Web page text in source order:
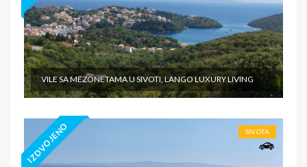
VILE SA MEZONETAMA U SIVOTI, LANGO LUXURY LIVING
IZDVOJENO SIVOTA